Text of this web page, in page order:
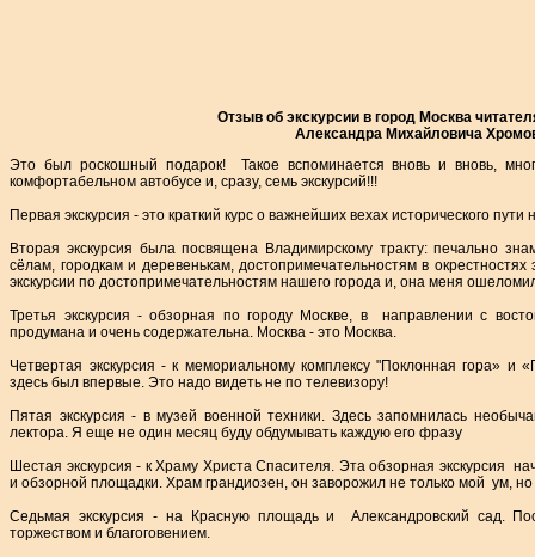
Отзыв об экскурсии в город Москва
Александра Михайловича
Это был роскошный подарок! Такое вспоминается вновь и вновь,
комфортабельном автобусе и, сразу, семь экскурсий!!!
Первая экскурсия - это краткий курс о важнейших вехах исторического
Вторая экскурсия была посвящена Владимирскому тракту: печально
сёлам, городкам и деревенькам, достопримечательностям в
экскурсии по достопримечательностям нашего города и, она меня
Третья экскурсия - обзорная по городу Москве, в направлении с
продумана и очень содержательна. Москва - это Москва.
Четвертая экскурсия - к мемориальному комплексу "Поклонная гора»
здесь был впервые. Это надо видеть не по телевизору!
Пятая экскурсия - в музей военной техники. Здесь запомнилась
лектора. Я еще не один месяц буду обдумывать каждую его фразу
Шестая экскурсия - к Храму Христа Спасителя. Эта обзорная экскурсия
и обзорной площадки. Храм грандиозен, он заворожил не только мой ум,
Седьмая экскурсия - на Красную площадь и Александровский сад.
торжеством и благоговением.